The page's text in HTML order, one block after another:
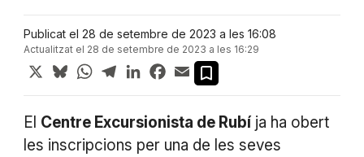
Publicat el 28 de setembre de 2023 a les 16:08
Actualitzat el 28 de setembre de 2023 a les 16:29
X BlueskyWhatsApp
TelegramLinkedInFacebook
Email
El Centre Excursionista de Rubíja ha obert
les inscripcions per una de les seves